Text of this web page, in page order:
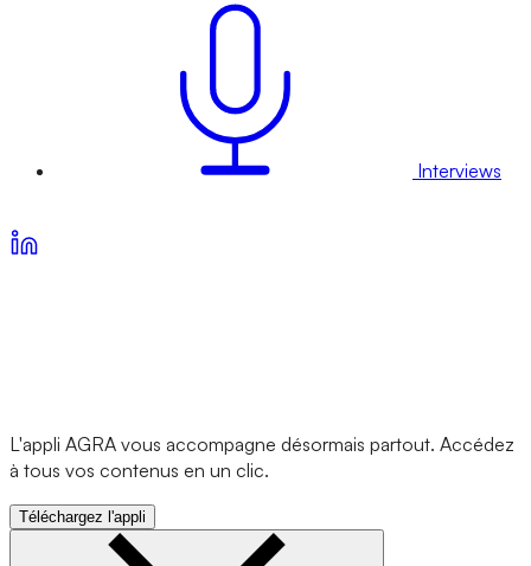
Interviews
L'appli AGRA vous accompagne désormais partout. Accédez
à tous vos contenus en un clic.
Téléchargez l'appli